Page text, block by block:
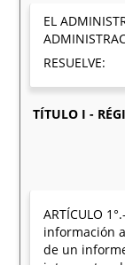
EL
RESUELVE:
TÍTULO I -
ARTÍCULO
información
de un